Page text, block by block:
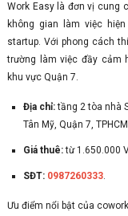
Work Easy là đơn vị cung
không gian làm việc
startup. Với phong cách
trường làm việc đầy cảm
khu vực Quận 7.
Địa chỉ: tầng 2 tòa nhà
Tân Mỹ, Quận 7,
Giá thuê:từ 1.650.000
SĐT: 0987260333.
Ưu điểm nổi bật của